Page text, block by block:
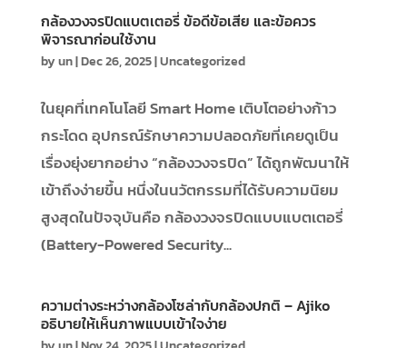
กล้องวงจรปิดแบตเตอรี่ ข้อดีข้อเสีย และข้อควร
พิจารณาก่อนใช้งาน
byun|Dec 26, 2025|Uncategorized
ในยุคที่เทคโนโลยี Smart Home เติบโตอย่างก้าว
กระโดด อุปกรณ์รักษาความปลอดภัยที่เคยดูเป็น
เรื่องยุ่งยากอย่าง “กล้องวงจรปิด” ได้ถูกพัฒนาให้
เข้าถึงง่ายขึ้น หนึ่งในนวัตกรรมที่ได้รับความนิยม
สูงสุดในปัจจุบันคือ กล้องวงจรปิดแบบแบตเตอรี่
(Battery-Powered Security...
ความต่างระหว่างกล้องโซล่ากับกล้องปกติ – Ajiko
อธิบายให้เห็นภาพแบบเข้าใจง่าย